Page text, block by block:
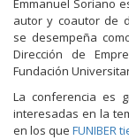
Emmanuel Soriano
autor y coautor de
se desempeña
Dirección de
Fundación
La conferencia es
interesadas en la
en los que FUNIBER